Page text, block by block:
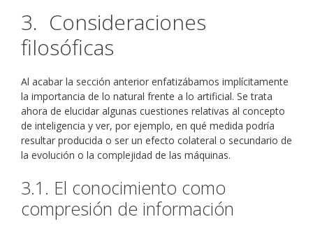
3. Consideraciones
filosóficas
Al acabar la sección anterior enfatizábamos implícitamente
la importancia de lo natural frente a lo artificial. Se trata
ahora de elucidar algunas cuestiones relativas al concepto
de inteligencia y ver, por ejemplo, en qué medida podría
resultar producida o ser un efecto colateral o secundario de
la evolución o la complejidad de las máquinas.
3.1. El conocimiento como
compresión de información